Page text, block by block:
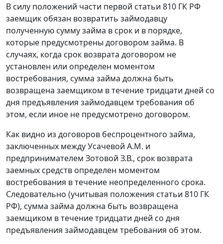
В силу положений части первой статьи 810 ГК РФ
заемщик обязан возвратить займодавцу
полученную сумму займа в срок и в порядке,
которые предусмотрены договором займа. В
случаях, когда срок возврата договором не
установлен или определен моментом
востребования, сумма займа должна быть
возвращена заемщиком в течение тридцати дней со
дня предъявления займодавцем требования об
этом, если иное не предусмотрено договором.
Как видно из договоров беспроцентного займа,
заключенных между Усачевой А.М. и
предпринимателем Зотовой З.В., срок возврата
заемных средств определен моментом
востребования в течение неопределенного срока.
Следовательно (учитывая положения статьи 810 ГК
РФ), сумма займа должна быть возвращена
заемщиком в течение тридцати дней со дня
предъявления займодавцем требования об этом.